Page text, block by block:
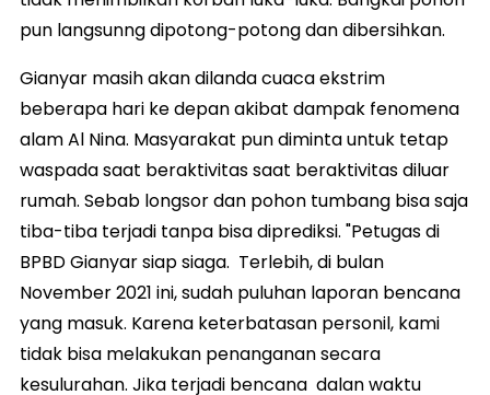
pun langsunng dipotong-potong dan dibersihkan.
Gianyar masih akan dilanda cuaca ekstrim
beberapa hari ke depan akibat dampak fenomena
alam Al Nina. Masyarakat pun diminta untuk tetap
waspada saat beraktivitas saat beraktivitas diluar
rumah. Sebab longsor dan pohon tumbang bisa saja
tiba-tiba terjadi tanpa bisa diprediksi. "Petugas di
BPBD Gianyar siap siaga. Terlebih, di bulan
November 2021 ini, sudah puluhan laporan bencana
yang masuk. Karena keterbatasan personil, kami
tidak bisa melakukan penanganan secara
kesulurahan. Jika terjadi bencana dalan waktu